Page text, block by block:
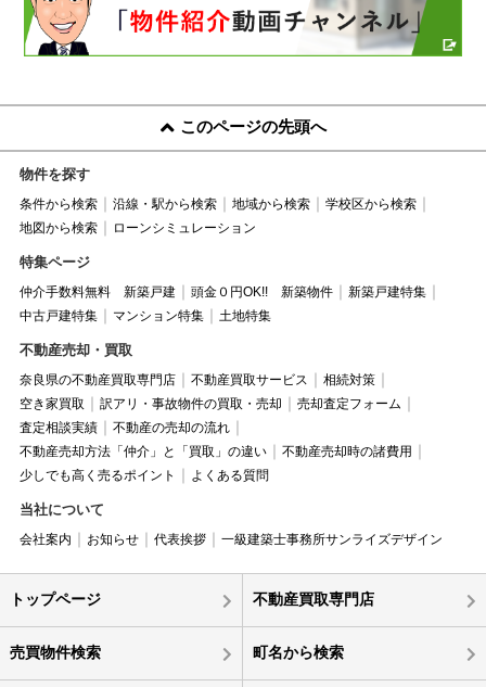
このページの先頭へ
物件を探す
条件から検索 沿線・駅から検索 地域から検索
学校区から検索
地図から検索
ローンシミュレーション
特集ページ
仲介手数料無料 新築戸建 頭金０円OK!! 新築物件
新築戸建特集
中古戸建特集
マンション特集 土地特集
不動産売却・買取
奈良県の不動産買取専門店 不動産買取サービス
相続対策
空き家買取
訳アリ・事故物件の買取・売却
売却査定フォーム
査定相談実績
不動産の売却の流れ
不動産売却方法「仲介」と「買取」の違い
不動産売却時の諸費用
少しでも高く売るポイント
よくある質問
当社について
会社案内 お知らせ 代表挨拶 一級建築士事務所サンライズデザイン
トップページ 不動産買取専門店
売買物件検索 町名から検索